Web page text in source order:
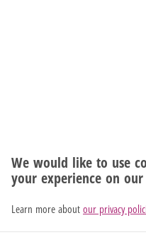
We would like to use
your experience on
Learn more about our privacy